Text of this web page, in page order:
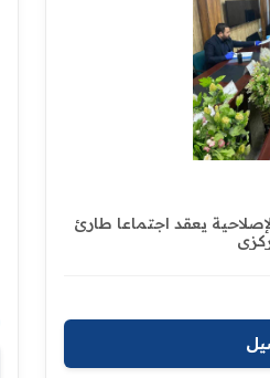
يعقد اجتماعا طارئ